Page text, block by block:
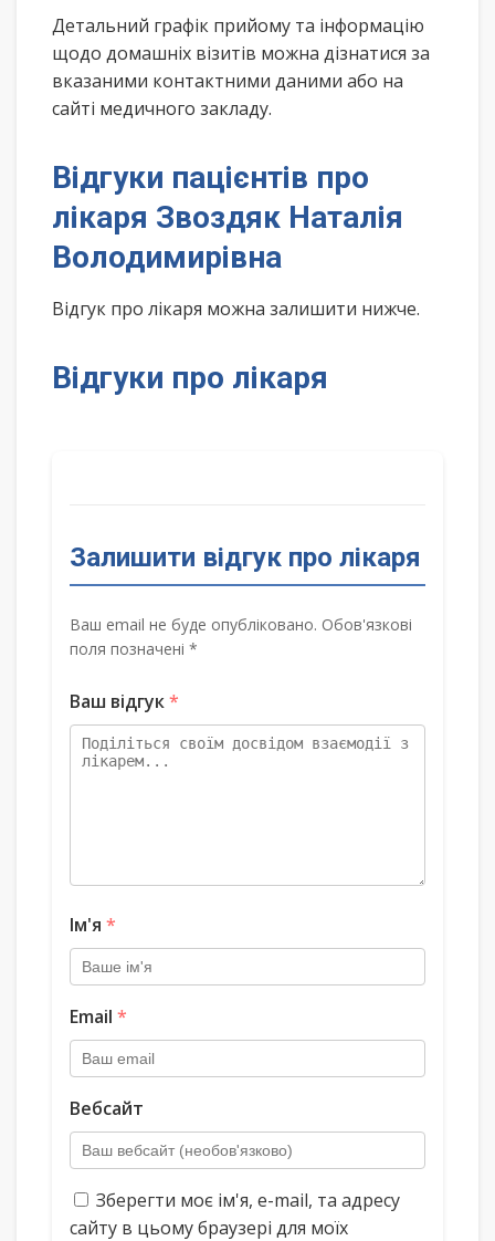
Детальний графік прийому та інформацію
щодо домашніх візитів можна дізнатися за
вказаними контактними даними або на
сайті медичного закладу.
Відгуки пацієнтів про
лікаря Звоздяк Наталія
Володимирівна
Відгук про лікаря можна залишити нижче.
Відгуки про лікаря
Залишити відгук про лікаря
Ваш email не буде опубліковано. Обов'язкові
поля позначені *
Ваш відгук*
Ім'я *
Email *
Вебсайт
Зберегти моє ім'я, e-mail, та адресу
сайту в цьому браузері для моїх